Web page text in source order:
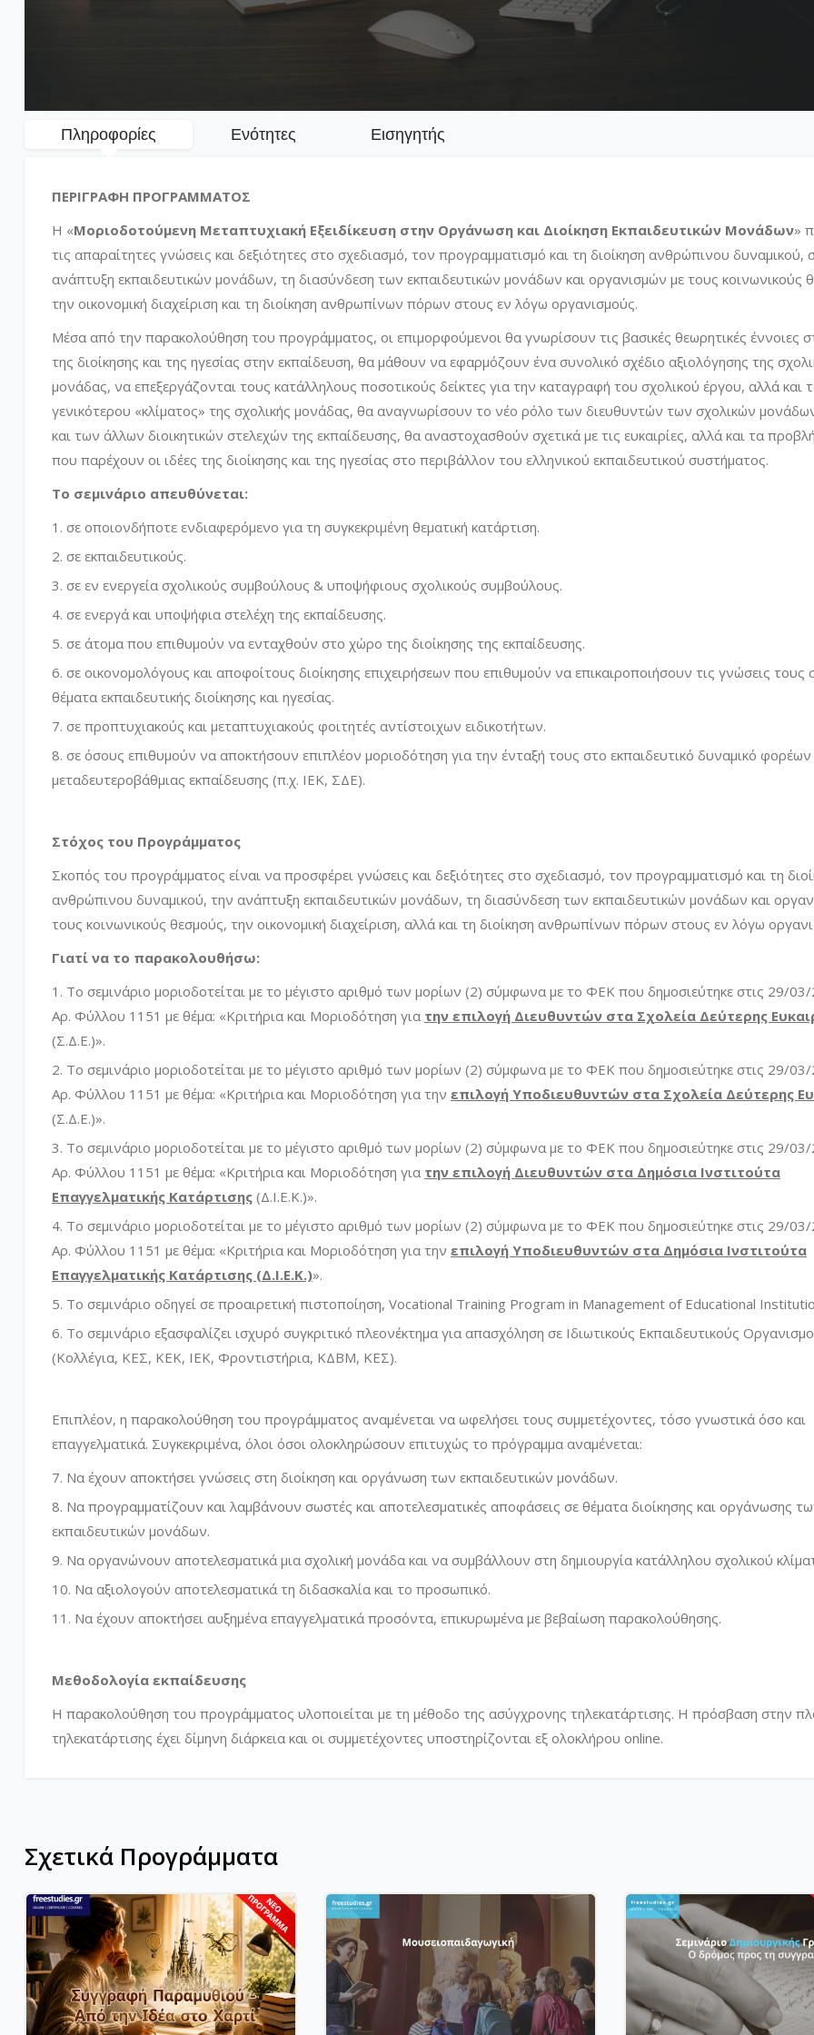
Πληροφορίες Ενότητες Εισηγητής
ΠΕΡΙΓΡΑΦΗ ΠΡΟΓΡΑΜΜΑΤΟΣ
Η «Μοριοδοτούμενη Μεταπτυχιακή Εξειδίκευση στην Οργάνωση και Διοίκηση Εκπαιδευτικών Μονάδων»
τις απαραίτητες γνώσεις και δεξιότητες στο σχεδιασμό, τον προγραμματισμό και τη διοίκηση ανθρώπινου δυναμικού,
ανάπτυξη εκπαιδευτικών μονάδων, τη διασύνδεση των εκπαιδευτικών μονάδων και οργανισμών με τους κοινωνικούς
την οικονομική διαχείριση και τη διοίκηση ανθρωπίνων πόρων στους εν λόγω οργανισμούς.
Μέσα από την παρακολούθηση του προγράμματος, οι επιμορφούμενοι θα γνωρίσουν τις βασικές θεωρητικές έννοιες
της διοίκησης και της ηγεσίας στην εκπαίδευση, θα μάθουν να εφαρμόζουν ένα συνολικό σχέδιο αξιολόγησης της
μονάδας, να επεξεργάζονται τους κατάλληλους ποσοτικούς δείκτες για την καταγραφή του σχολικού έργου, αλλά και
γενικότερου «κλίματος» της σχολικής μονάδας, θα αναγνωρίσουν το νέο ρόλο των διευθυντών των σχολικών
και των άλλων διοικητικών στελεχών της εκπαίδευσης, θα αναστοχασθούν σχετικά με τις ευκαιρίες, αλλά και τα
που παρέχουν οι ιδέες της διοίκησης και της ηγεσίας στο περιβάλλον του ελληνικού εκπαιδευτικού συστήματος.
Το σεμινάριο απευθύνεται:
σε οποιονδήποτε ενδιαφερόμενο για τη συγκεκριμένη θεματική κατάρτιση.
σε εκπαιδευτικούς.
σε εν ενεργεία σχολικούς συμβούλους & υποψήφιους σχολικούς συμβούλους.
σε ενεργά και υποψήφια στελέχη της εκπαίδευσης.
σε άτομα που επιθυμούν να ενταχθούν στο χώρο της διοίκησης της εκπαίδευσης.
σε οικονομολόγους και αποφοίτους διοίκησης επιχειρήσεων που επιθυμούν να επικαιροποιήσουν τις γνώσεις τους
θέματα εκπαιδευτικής διοίκησης και ηγεσίας.
σε προπτυχιακούς και μεταπτυχιακούς φοιτητές αντίστοιχων ειδικοτήτων.
σε όσους επιθυμούν να αποκτήσουν επιπλέον μοριοδότηση για την ένταξή τους στο εκπαιδευτικό δυναμικό φορέων
μεταδευτεροβάθμιας εκπαίδευσης (π.χ. ΙΕΚ, ΣΔΕ).
Στόχος του Προγράμματος
Σκοπός του προγράμματος είναι να προσφέρει γνώσεις και δεξιότητες στο σχεδιασμό, τον προγραμματισμό και τη
ανθρώπινου δυναμικού, την ανάπτυξη εκπαιδευτικών μονάδων, τη διασύνδεση των εκπαιδευτικών μονάδων και
τους κοινωνικούς θεσμούς, την οικονομική διαχείριση, αλλά και τη διοίκηση ανθρωπίνων πόρων στους εν λόγω
Γιατί να το παρακολουθήσω:
Το σεμινάριο μοριοδοτείται με το μέγιστο αριθμό των μορίων (2) σύμφωνα με το ΦΕΚ που δημοσιεύτηκε στις 29/
Αρ. Φύλλου 1151 με θέμα: «Κριτήρια και Μοριοδότηση για την επιλογή Διευθυντών στα Σχολεία Δεύτερης
(Σ.Δ.Ε.)».
Το σεμινάριο μοριοδοτείται με το μέγιστο αριθμό των μορίων (2) σύμφωνα με το ΦΕΚ που δημοσιεύτηκε στις 29/
Αρ. Φύλλου 1151 με θέμα: «Κριτήρια και Μοριοδότηση για την επιλογή Υποδιευθυντών στα Σχολεία Δεύτερης
(Σ.Δ.Ε.)».
Το σεμινάριο μοριοδοτείται με το μέγιστο αριθμό των μορίων (2) σύμφωνα με το ΦΕΚ που δημοσιεύτηκε στις 29/
Αρ. Φύλλου 1151 με θέμα: «Κριτήρια και Μοριοδότηση για την επιλογή Διευθυντών στα Δημόσια Ινστιτούτα
Επαγγελματικής Κατάρτισης (Δ.Ι.Ε.Κ.)».
Το σεμινάριο μοριοδοτείται με το μέγιστο αριθμό των μορίων (2) σύμφωνα με το ΦΕΚ που δημοσιεύτηκε στις 29/
Αρ. Φύλλου 1151 με θέμα: «Κριτήρια και Μοριοδότηση για την επιλογή Υποδιευθυντών στα Δημόσια Ινστιτούτα
Επαγγελματικής Κατάρτισης (Δ.Ι.Ε.Κ.)».
Το σεμινάριο οδηγεί σε προαιρετική πιστοποίηση, Vocational Training Program in Management of Educational
Το σεμινάριο εξασφαλίζει ισχυρό συγκριτικό πλεονέκτημα για απασχόληση σε Ιδιωτικούς Εκπαιδευτικούς
(Κολλέγια, ΚΕΣ, ΚΕΚ, ΙΕΚ, Φροντιστήρια, ΚΔΒΜ, ΚΕΣ).
Επιπλέον, η παρακολούθηση του προγράμματος αναμένεται να ωφελήσει τους συμμετέχοντες, τόσο γνωστικά όσο και
επαγγελματικά. Συγκεκριμένα, όλοι όσοι ολοκληρώσουν επιτυχώς το πρόγραμμα αναμένεται:
Να έχουν αποκτήσει γνώσεις στη διοίκηση και οργάνωση των εκπαιδευτικών μονάδων.
Να προγραμματίζουν και λαμβάνουν σωστές και αποτελεσματικές αποφάσεις σε θέματα διοίκησης και οργάνωσης
εκπαιδευτικών μονάδων.
Να οργανώνουν αποτελεσματικά μια σχολική μονάδα και να συμβάλλουν στη δημιουργία κατάλληλου σχολικού
Να αξιολογούν αποτελεσματικά τη διδασκαλία και το προσωπικό.
Να έχουν αποκτήσει αυξημένα επαγγελματικά προσόντα, επικυρωμένα με βεβαίωση παρακολούθησης.
Μεθοδολογία εκπαίδευσης
Η παρακολούθηση του προγράμματος υλοποιείται με τη μέθοδο της ασύγχρονης τηλεκατάρτισης. Η πρόσβαση στην
τηλεκατάρτισης έχει δίμηνη διάρκεια και οι συμμετέχοντες υποστηρίζονται εξ ολοκλήρου online.
Σχετικά Προγράμματα